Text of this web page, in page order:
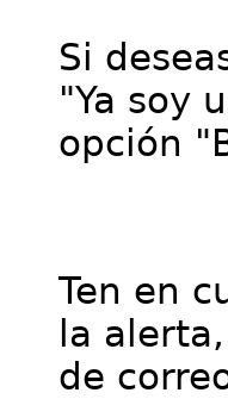
Si
"Ya soy
opción
Ten en
la
de